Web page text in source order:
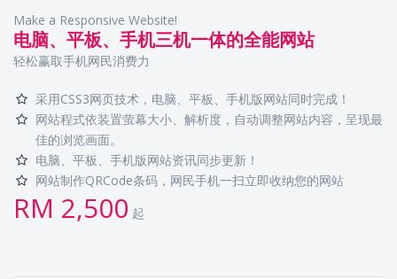
Make a Responsive Website!
电脑、平板、手机三机一体的全能网站
轻松赢取手机网民消费力
采用CSS3网页技术，电脑、平板、手机版网站同时完成！
网站程式依装置萤幕大小、解析度，自动调整网站内容，呈现最
佳的浏览画面。
电脑、平板、手机版网站资讯同步更新！
网站制作QRCode条码，网民手机一扫立即收纳您的网站
RM 2,500 起